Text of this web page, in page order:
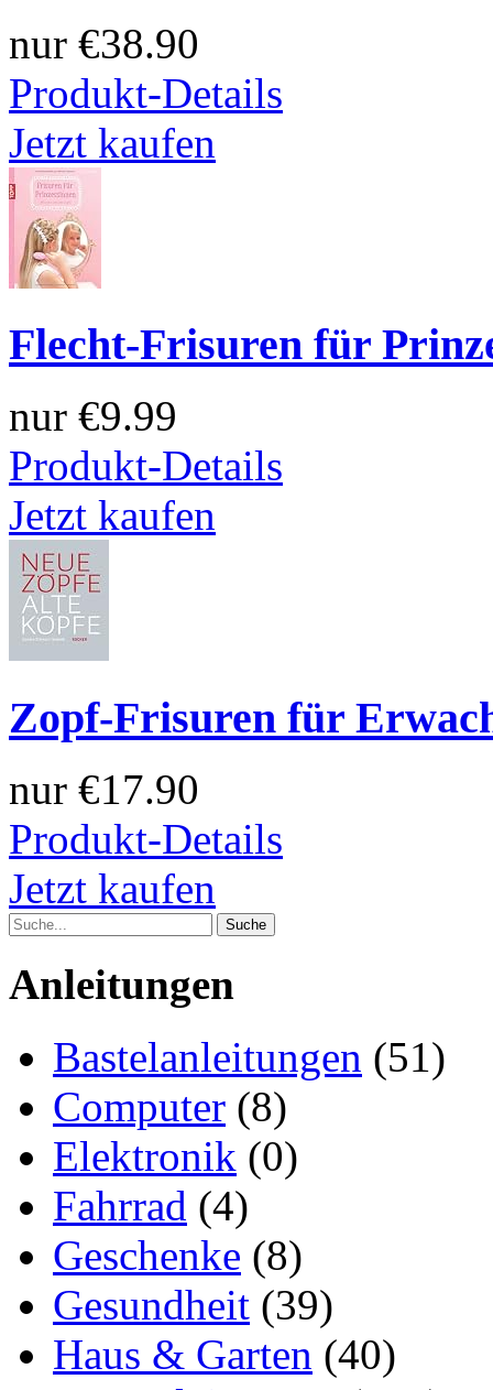
nur €38.90
Produkt-Details
Jetzt kaufen
Flecht-Frisuren für
nur €9.99
Produkt-Details
Jetzt kaufen
Zopf-Frisuren für
nur €17.90
Produkt-Details
Jetzt kaufen
Anleitungen
Bastelanleitungen (51)
Computer (8)
Elektronik (0)
Fahrrad (4)
Geschenke (8)
Gesundheit (39)
Haus & Garten (40)